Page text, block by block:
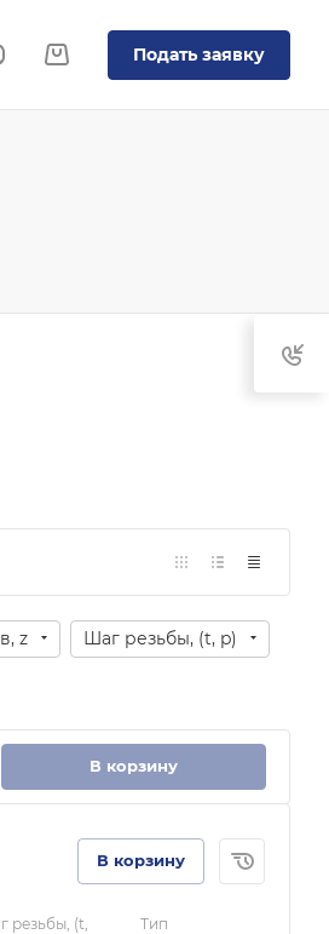
Подать заявку
z Шаг резьбы, (t, p)
В корзину
В корзину
резьбы, (t,
Тип